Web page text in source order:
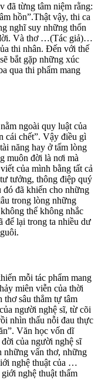
đã từng tâm niệm rằng:
hồn”.Thật vậy, thi ca
nghĩ suy những thổn
Và thơ …(Tác giả)…
thi nhân. Đến với thế
bắt gặp những xúc
qua thi phẩm mang
ngoài quy luật của
cái chết”. Vậy điều gì
năng hay ở tấm lòng
muôn đời là nơi mà
của mình bằng tất cả
tưởng, thông điệp quý
đã khiến cho những
trong lòng những
thể không nhắc
lại trong ta nhiều dư
mỗi tác phẩm mang
miên viễn của thời
sâu thẳm tự tâm
người nghệ sĩ, từ cõi
nhìn thấu nỗi đau thực
Văn học vốn dĩ
của người nghệ sĩ
những vấn thơ, những
nghệ thuật của …
nghệ thuật thấm